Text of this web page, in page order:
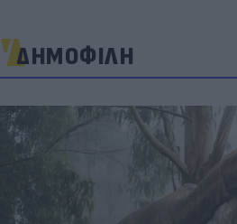
ΔΗΜΟΦΙΛΗ